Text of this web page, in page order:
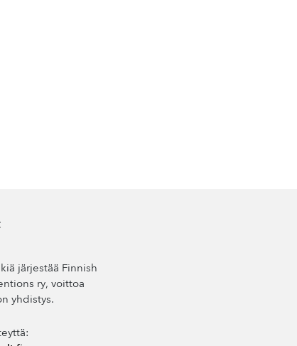
järjestää Finnish
ry, voittoa
yhdistys.